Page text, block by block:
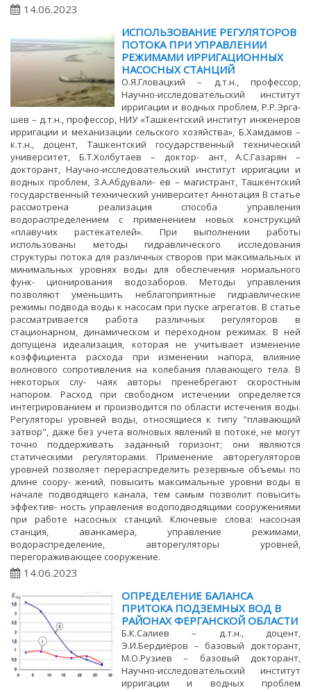
14.06.2023
ИСПОЛЬЗОВАНИЕ РЕГУЛЯТОРОВ
ПОТОКА ПРИ УПРАВЛЕНИИ
РЕЖИМАМИ ИРРИГАЦИОННЫХ
НАСОСНЫХ СТАНЦИЙ
О.Я.Гловацкий – д.т.н., профессор,
Научно-исследовательский институт
ирригации и водных проблем, Р.Р.Эрга-
шев – д.т.н., профессор, НИУ «Ташкентский институт инженеров
ирригации и механизации сельского хозяйства», Б.Хамдамов –
к.т.н., доцент, Ташкентский государственный технический
университет, Б.Т.Холбутаев – доктор- ант, А.С.Газарян –
докторант, Научно-исследовательский институт ирригации и
водных проблем, З.А.Абдували- ев – магистрант, Ташкентский
государственный технический университет Аннотация В статье
рассмотрена реализация способа управления
водораспределением с применением новых конструкций
«плавучих растекателей». При выполнении работы
использованы методы гидравлического исследования
структуры потока для различных створов при максимальных и
минимальных уровнях воды для обеспечения нормального
функ- ционирования водозаборов. Методы управления
позволяют уменьшить неблагоприятные гидравлические
режимы подвода воды к насосам при пуске агрегатов. В статье
рассматривается работа различных регуляторов в
стационарном, динамическом и переходном режимах. В ней
допущена идеализация, которая не учитывает изменение
коэффициента расхода при изменении напора, влияние
волнового сопротивления на колебания плавающего тела. В
некоторых слу- чаях авторы пренебрегают скоростным
напором. Расход при свободном истечении определяется
интегрированием и производится по области истечения воды.
Регуляторы уровней воды, относящиеся к типу "плавающий
затвор", даже без учета волновых явлений в потоке, не могут
точно поддерживать заданный горизонт; они являются
статическими регуляторами. Применение авторегуляторов
уровней позволяет перераспределить резервные объемы по
длине соору- жений, повысить максимальные уровни воды в
начале подводящего канала, тем самым позволит повысить
эффектив- ность управления водоподводящими сооружениями
при работе насосных станций. Ключевые слова: насосная
станция, аванкамера, управление режимами,
водораспределение, авторегуляторы уровней,
перегораживающее сооружение.
14.06.2023
ОПРЕДЕЛЕНИЕ БАЛАНСА
ПРИТОКА ПОДЗЕМНЫХ ВОД В
РАЙОНАХ ФЕРГАНСКОЙ ОБЛАСТИ
Б.К.Салиев – д.т.н., доцент,
Э.И.Бердиёров – базовый докторант,
М.О.Рузиев – базовый докторант,
Научно-исследовательский институт
ирригации и водных проблем